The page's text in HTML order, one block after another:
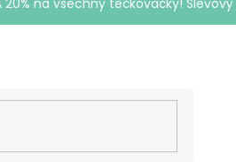
20% na všechny tečkovačky! Slevový